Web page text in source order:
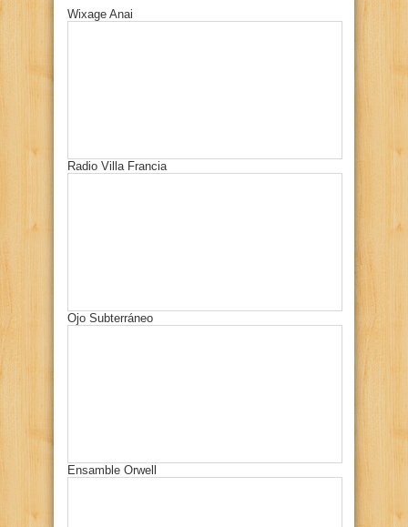
Wixage Anai
Radio Villa Francia
Ojo Subterráneo
Ensamble Orwell